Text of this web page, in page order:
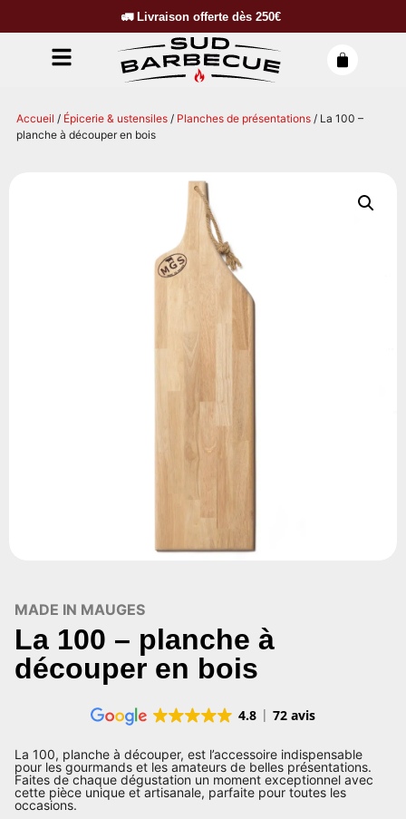
🚛 Livraison offerte dès 250€
Accueil / Épicerie & ustensiles / Planches de présentations / La 100 –
planche à découper en bois
MADE IN MAUGES
La 100 – planche à
découper en bois
4.8 72 avis
La 100, planche à découper, est l’accessoire indispensable
pour les gourmands et les amateurs de belles présentations.
Faites de chaque dégustation un moment exceptionnel avec
cette pièce unique et artisanale, parfaite pour toutes les
occasions.